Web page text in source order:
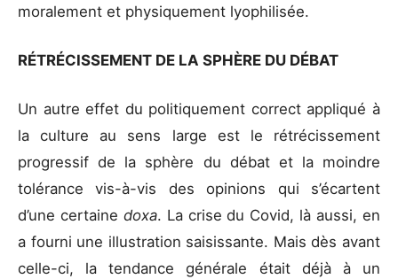
moralement et physiquement lyophilisée.
RÉTRÉCISSEMENT DE LA SPHÈRE DU DÉBAT
Un autre effet du politiquement correct appliqué à
la culture au sens large est le rétrécissement
progressif de la sphère du débat et la moindre
tolérance vis-à-vis des opinions qui s’écartent
d’une certaine doxa. La crise du Covid, là aussi, en
a fourni une illustration saisissante. Mais dès avant
celle-ci, la tendance générale était déjà à un